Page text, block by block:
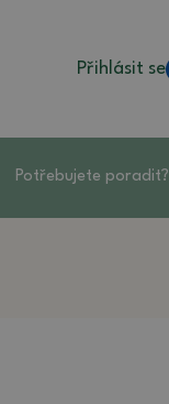
Přihlásit se
Potřebujete poradit?